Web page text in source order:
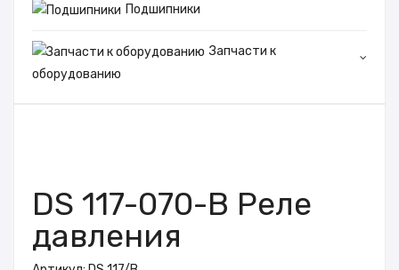
DS 117-070-B Реле
давления
Подшипники
Запчасти к
оборудованию